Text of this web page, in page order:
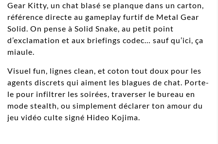
Gear Kitty, un chat blasé se planque dans un carton,
référence directe au gameplay furtif de Metal Gear
Solid. On pense à Solid Snake, au petit point
d’exclamation et aux briefings codec… sauf qu’ici, ça
miaule.
Visuel fun, lignes clean, et coton tout doux pour les
agents discrets qui aiment les blagues de chat. Porte-
le pour infiltrer les soirées, traverser le bureau en
mode stealth, ou simplement déclarer ton amour du
jeu vidéo culte signé Hideo Kojima.